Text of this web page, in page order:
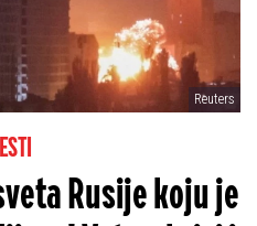
Reuters
Rusije koju je